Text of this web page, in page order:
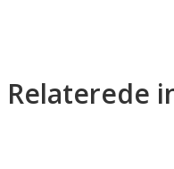
Relaterede